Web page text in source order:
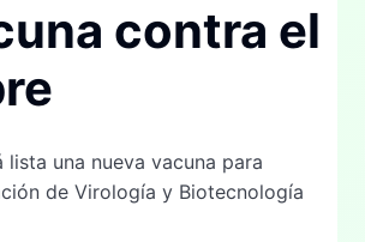
contra el
una nueva vacuna para
de Virología y Biotecnología